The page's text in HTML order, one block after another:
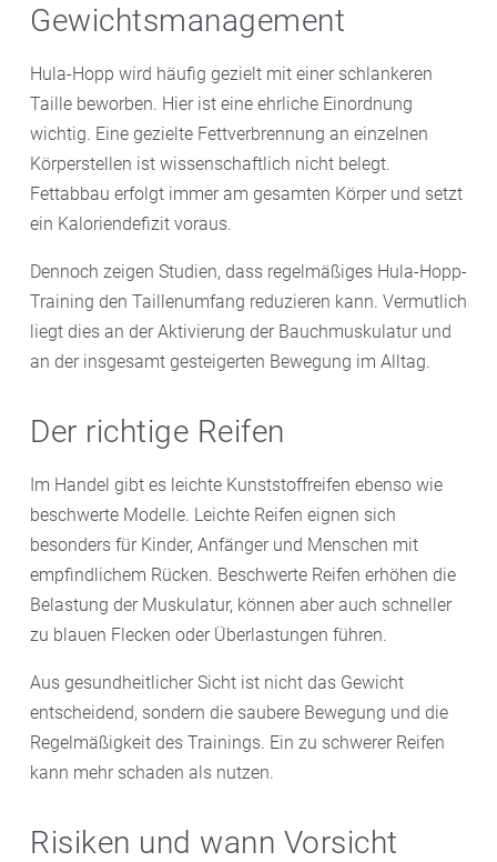
Gewichtsmanagement
Hula-Hopp wird häufig gezielt mit einer schlankeren
Taille beworben. Hier ist eine ehrliche Einordnung
wichtig. Eine gezielte Fettverbrennung an einzelnen
Körperstellen ist wissenschaftlich nicht belegt.
Fettabbau erfolgt immer am gesamten Körper und setzt
ein Kaloriendefizit voraus.
Dennoch zeigen Studien, dass regelmäßiges Hula-Hopp-
Training den Taillenumfang reduzieren kann. Vermutlich
liegt dies an der Aktivierung der Bauchmuskulatur und
an der insgesamt gesteigerten Bewegung im Alltag.
Der richtige Reifen
Im Handel gibt es leichte Kunststoffreifen ebenso wie
beschwerte Modelle. Leichte Reifen eignen sich
besonders für Kinder, Anfänger und Menschen mit
empfindlichem Rücken. Beschwerte Reifen erhöhen die
Belastung der Muskulatur, können aber auch schneller
zu blauen Flecken oder Überlastungen führen.
Aus gesundheitlicher Sicht ist nicht das Gewicht
entscheidend, sondern die saubere Bewegung und die
Regelmäßigkeit des Trainings. Ein zu schwerer Reifen
kann mehr schaden als nutzen.
Risiken und wann Vorsicht